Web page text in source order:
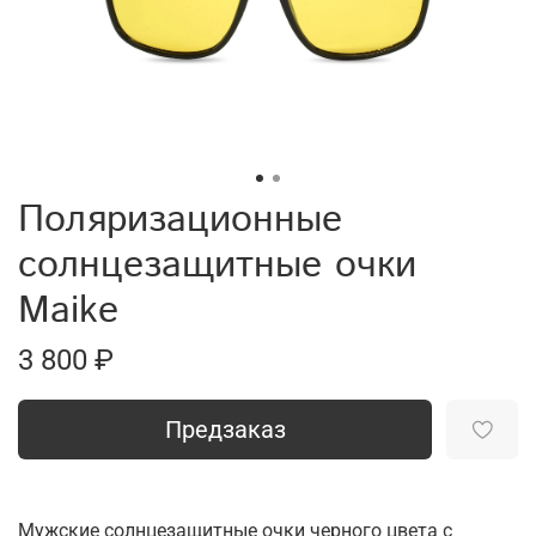
Поляризационные
солнцезащитные очки
Maike
3 800 ₽
Предзаказ
Мужские солнцезащитные очки черного цвета с